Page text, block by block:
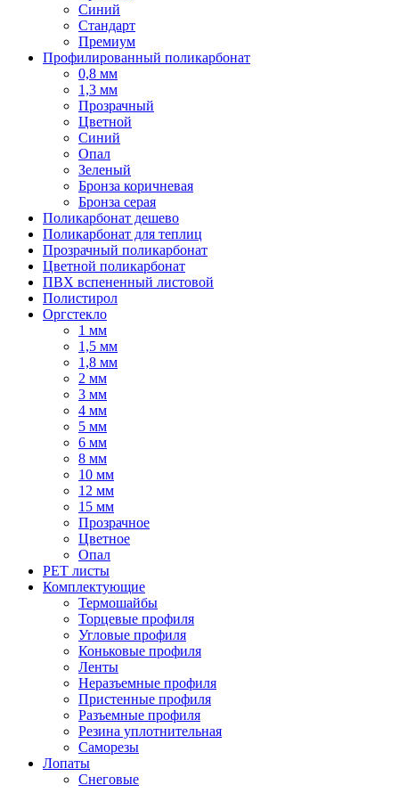
Синий
Стандарт
Премиум
Профилированный поликарбонат
0,8 мм
1,3 мм
Прозрачный
Цветной
Синий
Опал
Зеленый
Бронза коричневая
Бронза серая
Поликарбонат дешево
Поликарбонат для теплиц
Прозрачный поликарбонат
Цветной поликарбонат
ПВХ вспененный листовой
Полистирол
Оргстекло
1 мм
1,5 мм
1,8 мм
2 мм
3 мм
4 мм
5 мм
6 мм
8 мм
10 мм
12 мм
15 мм
Прозрачное
Цветное
Опал
PET листы
Комплектующие
Термошайбы
Торцевые профиля
Угловые профиля
Коньковые профиля
Ленты
Неразъемные профиля
Пристенные профиля
Разъемные профиля
Резина уплотнительная
Саморезы
Лопаты
Снеговые